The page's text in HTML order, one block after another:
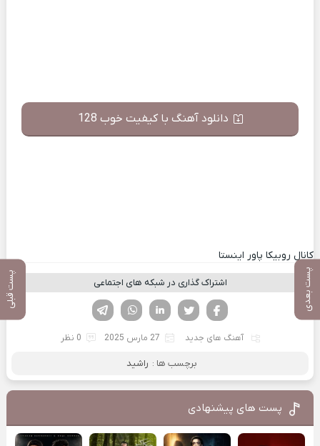
پست بعدی پست قبلی
دانلود آهنگ با کیفیت خوب 128
کانال روبیکا پاور اینستا
اشتراک گذاری در شبکه های اجتماعی
لینکدین تویتر
فیسوک
آهنگ های جدید 27 مارس 2025 0 نظر
برچسب ها : راشید
پست های پیشنهادی